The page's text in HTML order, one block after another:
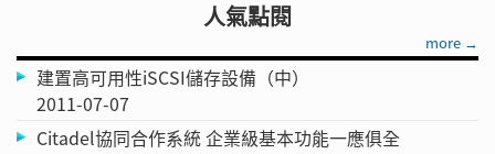
人氣點閱
more →
建置高可用性iSCSI儲存設備（中）
2011-07-07
Citadel協同合作系統 企業級基本功能一應俱全